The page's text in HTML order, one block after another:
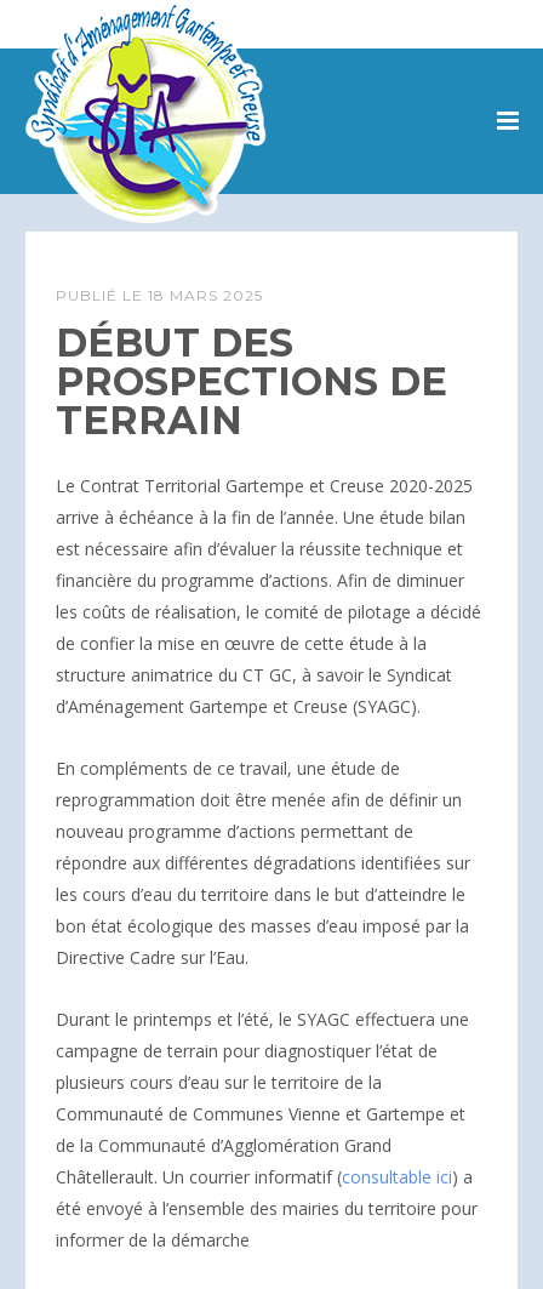
PUBLIÉ LE 18 MARS 2025
DÉBUT DES
PROSPECTIONS DE
TERRAIN
Le Contrat Territorial Gartempe et Creuse 2020-2025
arrive à échéance à la fin de l’année. Une étude bilan
est nécessaire afin d’évaluer la réussite technique et
financière du programme d’actions. Afin de diminuer
les coûts de réalisation, le comité de pilotage a décidé
de confier la mise en œuvre de cette étude à la
structure animatrice du CT GC, à savoir le Syndicat
d’Aménagement Gartempe et Creuse (SYAGC).
En compléments de ce travail, une étude de
reprogrammation doit être menée afin de définir un
nouveau programme d’actions permettant de
répondre aux différentes dégradations identifiées sur
les cours d’eau du territoire dans le but d’atteindre le
bon état écologique des masses d’eau imposé par la
Directive Cadre sur l’Eau.
Durant le printemps et l’été, le SYAGC effectuera une
campagne de terrain pour diagnostiquer l’état de
plusieurs cours d’eau sur le territoire de la
Communauté de Communes Vienne et Gartempe et
de la Communauté d’Agglomération Grand
Châtellerault. Un courrier informatif (consultable ici) a
été envoyé à l’ensemble des mairies du territoire pour
informer de la démarche